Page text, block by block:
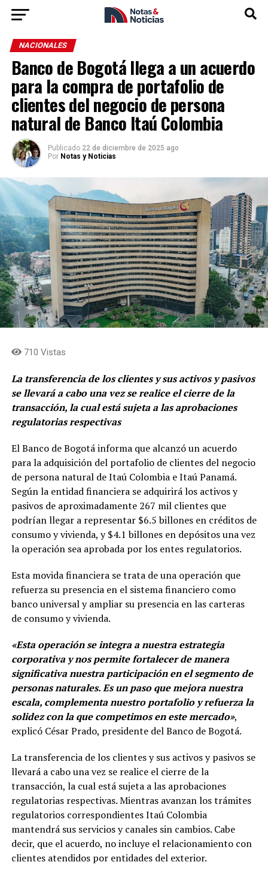
NACIONALES
Banco de Bogotá llega a un acuerdo
para la compra de portafolio de
clientes del negocio de persona
natural de Banco Itaú Colombia
Publicado 22 de diciembre de 2025 ago
Por Notas y Noticias
710 Vistas
La transferencia de los clientes y sus activos y pasivos
se llevará a cabo una vez se realice el cierre de la
transacción, la cual está sujeta a las aprobaciones
regulatorias respectivas
El Banco de Bogotá informa que alcanzó un acuerdo
para la adquisición del portafolio de clientes del negocio
de persona natural de Itaú Colombia e Itaú Panamá.
Según la entidad financiera se adquirirá los activos y
pasivos de aproximadamente 267 mil clientes que
podrían llegar a representar $6.5 billones en créditos de
consumo y vivienda, y $4.1 billones en depósitos una vez
la operación sea aprobada por los entes regulatorios.
Esta movida financiera se trata de una operación que
refuerza su presencia en el sistema financiero como
banco universal y ampliar su presencia en las carteras
de consumo y vivienda.
«Esta operación se integra a nuestra estrategia
corporativa y nos permite fortalecer de manera
significativa nuestra participación en el segmento de
personas naturales. Es un paso que mejora nuestra
escala, complementa nuestro portafolio y refuerza la
solidez con la que competimos en este mercado»,
explicó César Prado, presidente del Banco de Bogotá.
La transferencia de los clientes y sus activos y pasivos se
llevará a cabo una vez se realice el cierre de la
transacción, la cual está sujeta a las aprobaciones
regulatorias respectivas. Mientras avanzan los trámites
regulatorios correspondientes Itaú Colombia
mantendrá sus servicios y canales sin cambios. Cabe
decir, que el acuerdo, no incluye el relacionamiento con
clientes atendidos por entidades del exterior.